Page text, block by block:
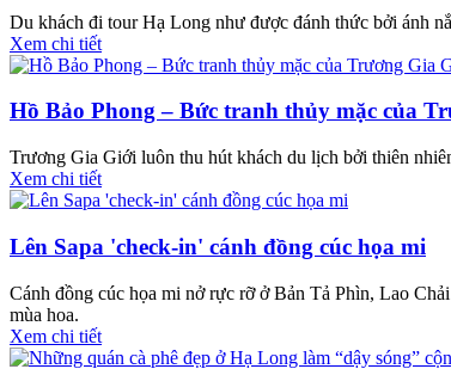
Du khách đi tour Hạ Long như được đánh thức bởi ánh
Xem chi tiết
Hồ Bảo Phong – Bức tranh thủy mặc của
Trương Gia Giới luôn thu hút khách du lịch bởi thiên
Xem chi tiết
Lên Sapa 'check-in' cánh đồng cúc họa mi
Cánh đồng cúc họa mi nở rực rỡ ở Bản Tả Phìn, Lao
mùa hoa.
Xem chi tiết